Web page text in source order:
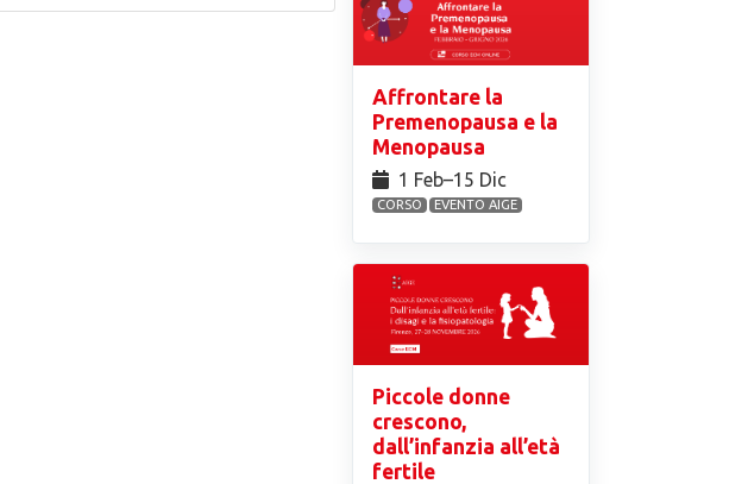
Affrontare la
Premenopausa e la
Menopausa
1 Feb⁠–15 Dic
CORSO EVENTO AIGE
Piccole donne
crescono,
dall’infanzia all’età
fertile